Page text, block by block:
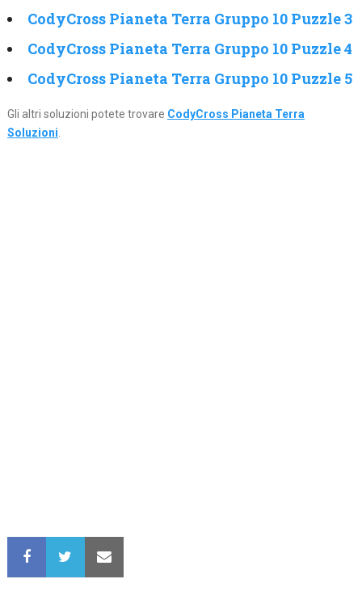
CodyCross Pianeta Terra Gruppo 10 Puzzle 3
CodyCross Pianeta Terra Gruppo 10 Puzzle 4
CodyCross Pianeta Terra Gruppo 10 Puzzle 5
Gli altri soluzioni potete trovare CodyCross Pianeta Terra
Soluzioni.